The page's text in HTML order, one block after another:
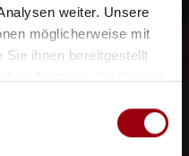
weiter. Unsere
möglicherweise mit
Sie ihnen bereitgestellt